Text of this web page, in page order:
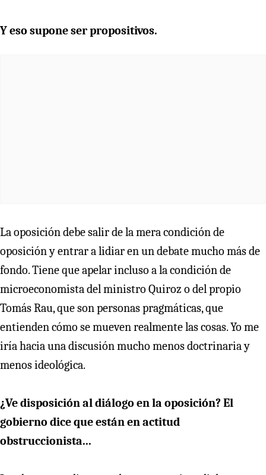
Y eso supone ser propositivos.
La oposición debe salir de la mera condición de
oposición y entrar a lidiar en un debate mucho más de
fondo. Tiene que apelar incluso a la condición de
microeconomista del ministro Quiroz o del propio
Tomás Rau, que son personas pragmáticas, que
entienden cómo se mueven realmente las cosas. Yo me
iría hacia una discusión mucho menos doctrinaria y
menos ideológica.
¿Ve disposición al diálogo en la oposición? El
gobierno dice que están en actitud
obstruccionista...